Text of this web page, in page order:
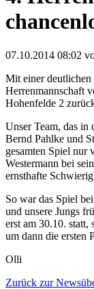
07.10.2014 08:02
Mit einer deutlichen
Herrenmannschaft
Hohenfelde 2
Unser Team, das
Bernd Pahlke und
gesamten Spiel nur
Westermann bei
ernsthafte
So war das Spiel
und unsere Jungs
erst am 30.10. statt,
um dann die ersten
Olli
Zurück zur